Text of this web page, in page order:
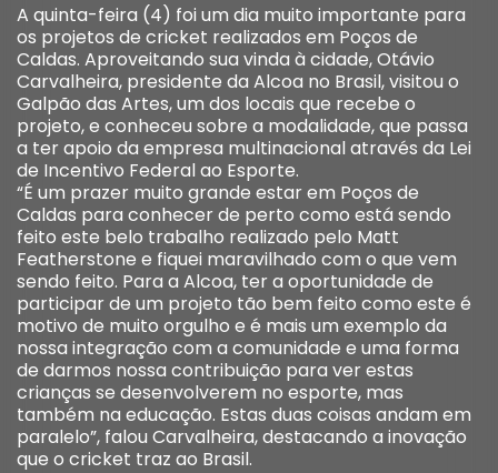
A quinta-feira (4) foi um dia muito importante para
os projetos de cricket realizados em Poços de
Caldas. Aproveitando sua vinda à cidade, Otávio
Carvalheira, presidente da Alcoa no Brasil, visitou o
Galpão das Artes, um dos locais que recebe o
projeto, e conheceu sobre a modalidade, que passa
a ter apoio da empresa multinacional através da Lei
de Incentivo Federal ao Esporte.
“É um prazer muito grande estar em Poços de
Caldas para conhecer de perto como está sendo
feito este belo trabalho realizado pelo Matt
Featherstone e fiquei maravilhado com o que vem
sendo feito. Para a Alcoa, ter a oportunidade de
participar de um projeto tão bem feito como este é
motivo de muito orgulho e é mais um exemplo da
nossa integração com a comunidade e uma forma
de darmos nossa contribuição para ver estas
crianças se desenvolverem no esporte, mas
também na educação. Estas duas coisas andam em
paralelo”, falou Carvalheira, destacando a inovação
que o cricket traz ao Brasil.